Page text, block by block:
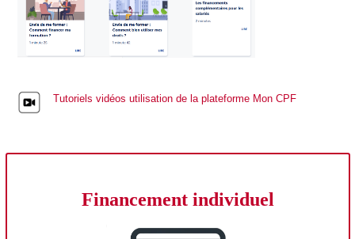
Tutoriels vidéos utilisation de la plateforme Mon CPF
Financement individuel